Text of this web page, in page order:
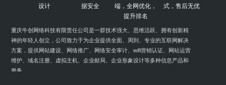
设计
据安全
端，全网优化，
提升排名
式，售后无优
重庆牛创网络科技有限责任公司是一群技术强大、思维活跃、拥有创新精
神的年轻人创立，公司致力于为企业提供全面、周到、专业的互联网解决
方案，提供网站建设、网络推广、网络安全审计、wifi营销认证、网站运营
维护、域名注册、虚拟主机、企业邮局、企业形象设计等多种信息产品和
服务。